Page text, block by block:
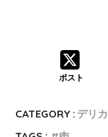
ポスト
CATEGORY : デリカ